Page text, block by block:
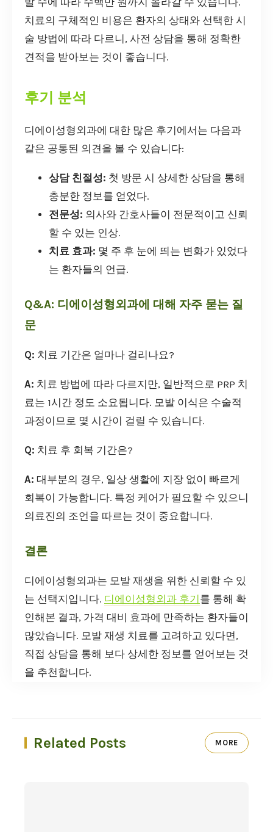
발 수에 따라 수백만 원까지 올라갈 수 있습니다.
치료의 구체적인 비용은 환자의 상태와 선택한 시
술 방법에 따라 다르니, 사전 상담을 통해 정확한
견적을 받아보는 것이 좋습니다.
후기 분석
디에이성형외과에 대한 많은 후기에서는 다음과
같은 공통된 의견을 볼 수 있습니다:
상담 친절성: 첫 방문 시 상세한 상담을 통해
충분한 정보를 얻었다.
전문성: 의사와 간호사들이 전문적이고 신뢰
할 수 있는 인상.
치료 효과: 몇 주 후 눈에 띄는 변화가 있었다
는 환자들의 언급.
Q&A: 디에이성형외과에 대해 자주 묻는 질
문
Q: 치료 기간은 얼마나 걸리나요?
A: 치료 방법에 따라 다르지만, 일반적으로 PRP 치
료는 1시간 정도 소요됩니다. 모발 이식은 수술적
과정이므로 몇 시간이 걸릴 수 있습니다.
Q: 치료 후 회복 기간은?
A: 대부분의 경우, 일상 생활에 지장 없이 빠르게
회복이 가능합니다. 특정 케어가 필요할 수 있으니
의료진의 조언을 따르는 것이 중요합니다.
결론
디에이성형외과는 모발 재생을 위한 신뢰할 수 있
는 선택지입니다. 디에이성형외과 후기 를 통해 확
인해본 결과, 가격 대비 효과에 만족하는 환자들이
많았습니다. 모발 재생 치료를 고려하고 있다면,
직접 상담을 통해 보다 상세한 정보를 얻어보는 것
을 추천합니다.
Related Posts MORE